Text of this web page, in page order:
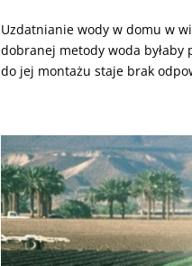
Uzdatnianie wody w domu w
dobranej metody woda
do jej montażu staje brak